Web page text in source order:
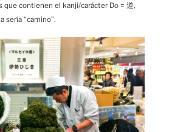
que contienen el kanji/carácter Do = 道,
sería “camino”.